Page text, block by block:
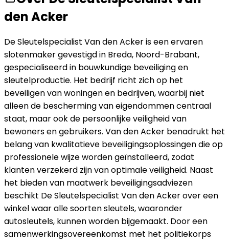
den Acker
De Sleutelspecialist Van den Acker is een ervaren
slotenmaker gevestigd in Breda, Noord-Brabant,
gespecialiseerd in bouwkundige beveiliging en
sleutelproductie. Het bedrijf richt zich op het
beveiligen van woningen en bedrijven, waarbij niet
alleen de bescherming van eigendommen centraal
staat, maar ook de persoonlijke veiligheid van
bewoners en gebruikers. Van den Acker benadrukt het
belang van kwalitatieve beveiligingsoplossingen die op
professionele wijze worden geïnstalleerd, zodat
klanten verzekerd zijn van optimale veiligheid. Naast
het bieden van maatwerk beveiligingsadviezen
beschikt De Sleutelspecialist Van den Acker over een
winkel waar alle soorten sleutels, waaronder
autosleutels, kunnen worden bijgemaakt. Door een
samenwerkingsovereenkomst met het politiekorps